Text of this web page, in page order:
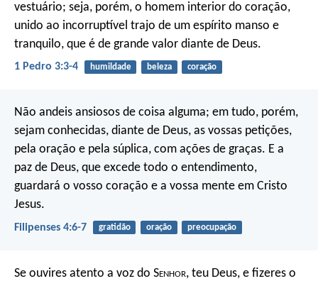
vestuário; seja, porém, o homem interior do coração,
unido ao incorruptível trajo de um espírito manso e
tranquilo, que é de grande valor diante de Deus.
1 Pedro 3:3-4 humildade beleza coração
Não andeis ansiosos de coisa alguma; em tudo, porém,
sejam conhecidas, diante de Deus, as vossas petições,
pela oração e pela súplica, com ações de graças. E a
paz de Deus, que excede todo o entendimento,
guardará o vosso coração e a vossa mente em Cristo
Jesus.
Filipenses 4:6-7 gratidão oração preocupação
Se ouvires atento a voz do Senhor, teu Deus, e fizeres o